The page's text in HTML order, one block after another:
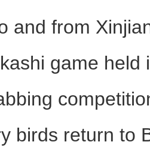
and from
game held
birds return to